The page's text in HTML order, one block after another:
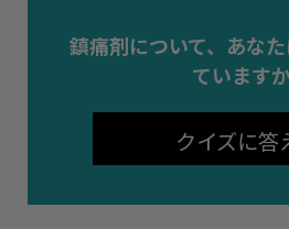
鎮痛剤について、あな
ています
クイズに答